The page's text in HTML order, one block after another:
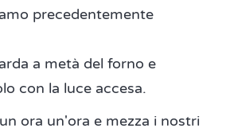
precedentemente
a metà del forno e
con la luce accesa.
ora un'ora e mezza i nostri